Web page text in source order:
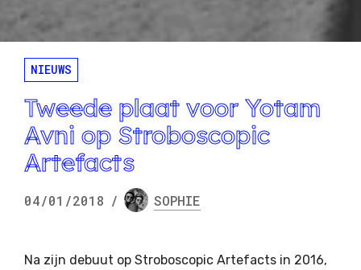
NIEUWS
Tweede plaat voor Yotam
Avni op Stroboscopic
Artefacts
04/01/2018 / SOPHIE
Na zijn debuut op Stroboscopic Artefacts in 2016,